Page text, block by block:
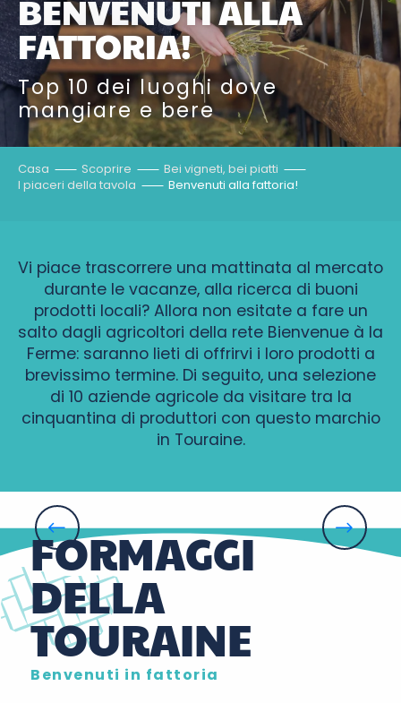
BENVENUTI ALLA
FATTORIA!
Top 10 dei luoghi dove
mangiare e bere
Casa Scoprire
Bei vigneti, bei piatti
I piaceri della tavola
Benvenuti alla fattoria!
Vi piace trascorrere una mattinata al mercato
durante le vacanze, alla ricerca di buoni
prodotti locali? Allora non esitate a fare un
salto dagli agricoltori della rete Bienvenue à la
Ferme: saranno lieti di offrirvi i loro prodotti a
brevissimo termine. Di seguito, una selezione
di 10 aziende agricole da visitare tra la
cinquantina di produttori con questo marchio
in Touraine.
FORMAGGI
DELLA
TOURAINE
Benvenuti in fattoria
Le Vazereau